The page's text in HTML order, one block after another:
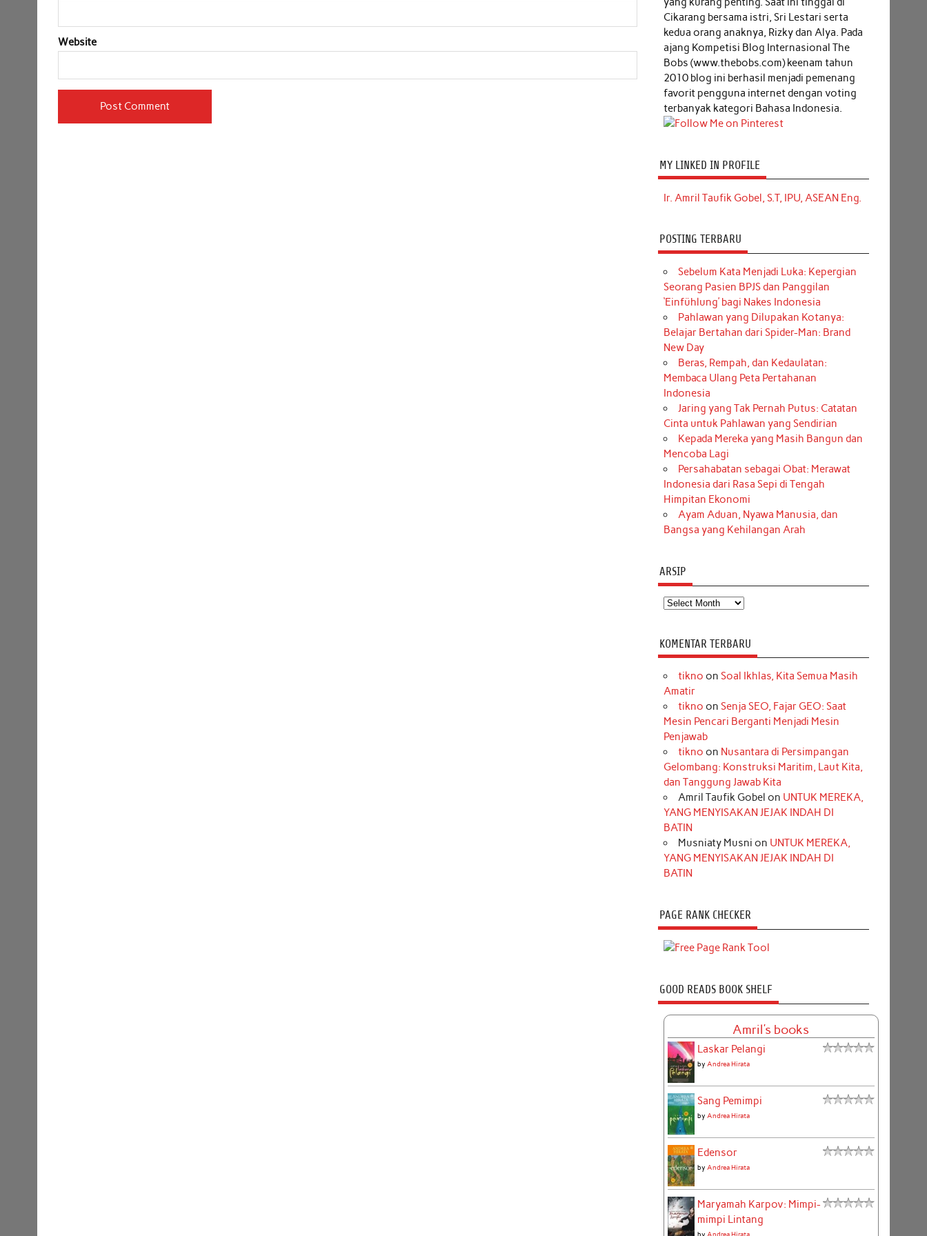
Website
Cikarang bersama istri, Sri Lestari serta
kedua orang anaknya, Rizky dan Alya. Pada
ajang Kompetisi Blog Internasional The
Bobs (www.thebobs.com) keenam tahun
2010 blog ini berhasil menjadi pemenang
favorit pengguna internet dengan voting
terbanyak kategori Bahasa Indonesia.
MY LINKED IN PROFILE
Ir. Amril Taufik Gobel, S.T, IPU, ASEAN Eng.
POSTING TERBARU
Sebelum Kata Menjadi Luka: Kepergian
Seorang Pasien BPJS dan Panggilan
‘Einfühlung’ bagi Nakes Indonesia
Pahlawan yang Dilupakan Kotanya:
Belajar Bertahan dari Spider-Man: Brand
New Day
Beras, Rempah, dan Kedaulatan:
Membaca Ulang Peta Pertahanan
Indonesia
Jaring yang Tak Pernah Putus: Catatan
Cinta untuk Pahlawan yang Sendirian
Kepada Mereka yang Masih Bangun dan
Mencoba Lagi
Persahabatan sebagai Obat: Merawat
Indonesia dari Rasa Sepi di Tengah
Himpitan Ekonomi
Ayam Aduan, Nyawa Manusia, dan
Bangsa yang Kehilangan Arah
ARSIP
Arsip
KOMENTAR TERBARU
tikno on Soal Ikhlas, Kita Semua Masih
Amatir
tikno on Senja SEO, Fajar GEO: Saat
Mesin Pencari Berganti Menjadi Mesin
Penjawab
tikno on Nusantara di Persimpangan
Gelombang: Konstruksi Maritim, Laut Kita,
dan Tanggung Jawab Kita
Amril Taufik Gobel on UNTUK MEREKA,
YANG MENYISAKAN JEJAK INDAH DI
BATIN
Musniaty Musni on UNTUK MEREKA,
YANG MENYISAKAN JEJAK INDAH DI
BATIN
PAGE RANK CHECKER
GOOD READS BOOK SHELF
Amril's books
Laskar Pelangi
by Andrea Hirata
Sang Pemimpi
by Andrea Hirata
Edensor
by Andrea Hirata
Maryamah Karpov: Mimpi-
mimpi Lintang
by Andrea Hirata